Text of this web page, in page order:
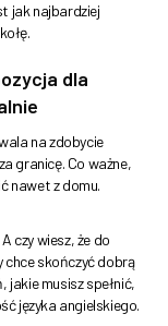
jak najbardziej
dla
na zdobycie
granicę. Co ważne,
nawet z domu.
czy wiesz, że do
chce skończyć dobrą
jakie musisz spełnić,
języka angielskiego.